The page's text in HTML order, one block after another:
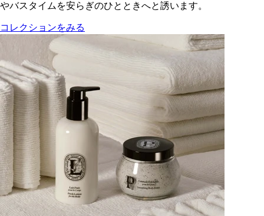
やバスタイムを安らぎのひとときへと誘います。
コレクションをみる